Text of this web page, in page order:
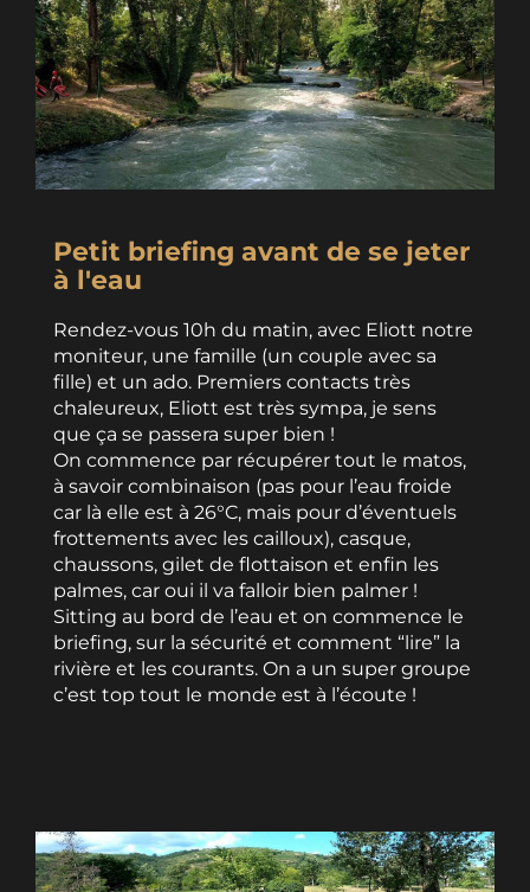
Petit briefing avant de se jeter
à l'eau
Rendez-vous 10h du matin, avec Eliott notre
moniteur, une famille (un couple avec sa
fille) et un ado. Premiers contacts très
chaleureux, Eliott est très sympa, je sens
que ça se passera super bien !
On commence par récupérer tout le matos,
à savoir combinaison (pas pour l’eau froide
car là elle est à 26°C, mais pour d’éventuels
frottements avec les cailloux), casque,
chaussons, gilet de flottaison et enfin les
palmes, car oui il va falloir bien palmer !
Sitting au bord de l’eau et on commence le
briefing, sur la sécurité et comment “lire” la
rivière et les courants. On a un super groupe
c’est top tout le monde est à l’écoute !